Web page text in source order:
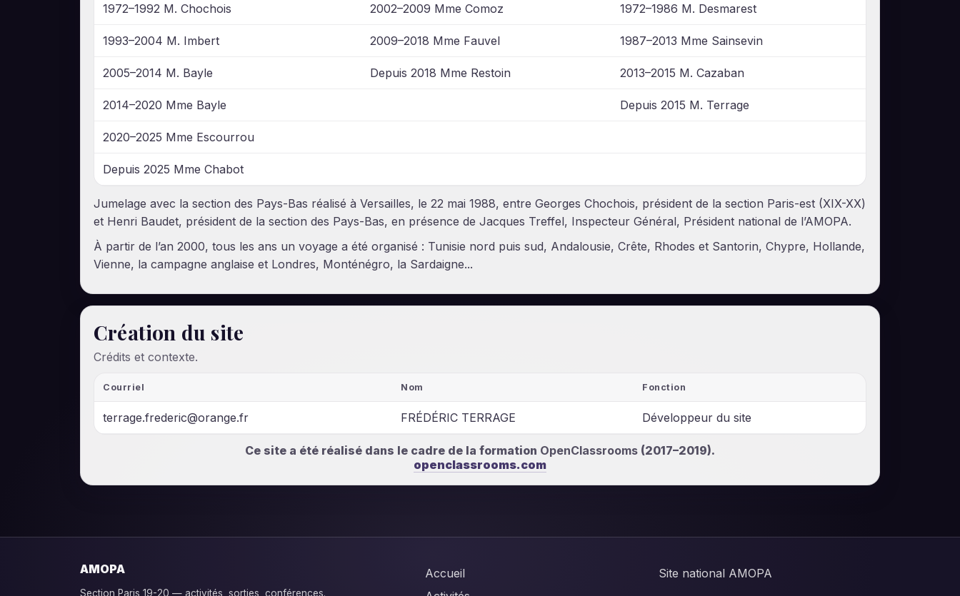
1972–1992 M. Chochois 2002–2009 Mme Comoz 1972–1986 M. Desmarest
1993–2004 M. Imbert 2009–2018 Mme Fauvel 1987–2013 Mme Sainsevin
2005–2014 M. Bayle Depuis 2018 Mme Restoin 2013–2015 M. Cazaban
2014–2020 Mme Bayle Depuis 2015 M. Terrage
2020–2025 Mme Escourrou
Depuis 2025 Mme Chabot
Jumelage avec la section des Pays-Bas réalisé à Versailles, le 22 mai 1988, entre Georges Chochois, président de la section Paris-est (XIX-XX)
et Henri Baudet, président de la section des Pays-Bas, en présence de Jacques Treffel, Inspecteur Général, Président national de l’AMOPA.
À partir de l’an 2000, tous les ans un voyage a été organisé : Tunisie nord puis sud, Andalousie, Crête, Rhodes et Santorin, Chypre, Hollande,
Vienne, la campagne anglaise et Londres, Monténégro, la Sardaigne...
Création du site
Crédits et contexte.
Courriel Nom Fonction
terrage.frederic@orange.fr FRÉDÉRIC TERRAGE Développeur du site
Ce site a été réalisé dans le cadre de la formation OpenClassrooms (2017–2019).
openclassrooms.com
AMOPA
Section Paris 19-20 — activités, sorties, conférences.
Accueil
Site national AMOPA